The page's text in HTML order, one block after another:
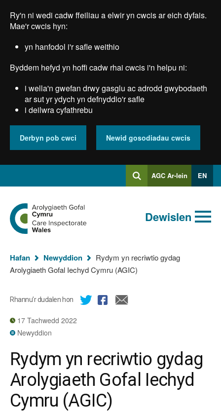
main
Ry'n ni wedi cadw ffeiliau a elwir yn cwcis ar eich dyfais.
Mae'r cwcis hyn:
yn hanfodol i'r safle weithio
Byddem hefyd yn hoffi cadw rhai cwcis i'n helpu ni:
i wella'n gwefan drwy gasglu ac adrodd gwybodaeth
ar sut yr ydych yn defnyddio'r safle
i deilwra cyfathrebu
Derbyn pob cwci Newid gosodiadau cwcis
ChwilioMewngofnodi
i
AGC Ar-lein EN
Chwiliad
allweddeiriau
cyflawn
Chwilio
Ewch
i
hafan
Arolygiaeth
Cymru
Dewislen
Rydych
chi
Hafan Newyddion
Rydym yn recriwtio gydag
Arolygiaeth Gofal Iechyd Cymru (AGIC)
Rhannu’r dudalen hon
17 Tachwedd 2022
Newyddion
Rydym yn recriwtio gydag
Arolygiaeth Gofal Iechyd
Cymru (AGIC)